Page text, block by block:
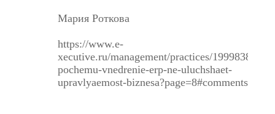
Мария Роткова
https://www.e-
xecutive.ru/management/practices/1999838-
pochemu-vnedrenie-erp-ne-uluchshaet-
upravlyaemost-biznesa?page=8#comments